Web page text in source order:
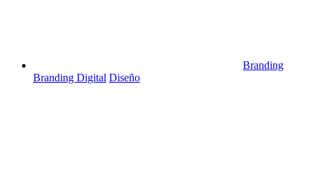
Branding
Branding Digital Diseño